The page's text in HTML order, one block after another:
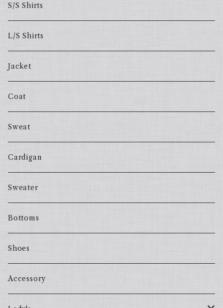
S/S Shirts
L/S Shirts
Jacket
Coat
Sweat
Cardigan
Sweater
Bottoms
Shoes
Accessory